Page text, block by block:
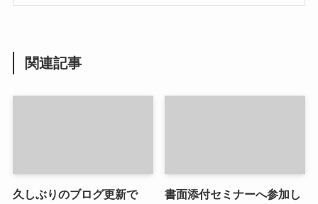
関連記事
久しぶりのブログ更新で
書面添付セミナーへ参加し